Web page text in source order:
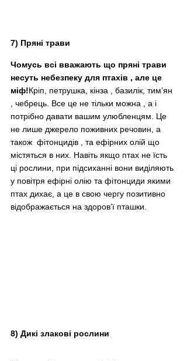
7) Пряні трави
Чомусь всі вважають що пряні трави
несуть небезпеку для птахів , але це
міф!Кріп, петрушка, кінза , базилік, тим’ян
, чебрець. Все це не тільки можна , а і
потрібно давати вашим улюбленцям. Це
не лише джерело поживних речовин, а
також  фітонцидів , та ефірних олій що
містяться в них. Навіть якщо птах не їсть
ці рослини, при підсиханні вони виділяють
у повітря ефірні олію та фітонциди якими
птах дихає, а це в свою чергу позитивно
відображається на здоров’ї пташки.
8) Дикі злакові рослини